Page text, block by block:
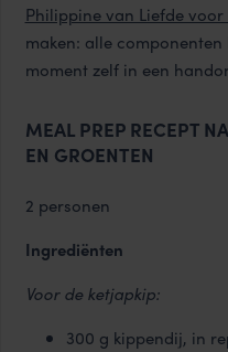
Philippine van Liefde voor
maken: alle
moment zelf in een
MEAL PREP RECEPT
EN GROENTEN
2 personen
Ingrediënten
Voor de ketjapkip:
300 g kippendij, in